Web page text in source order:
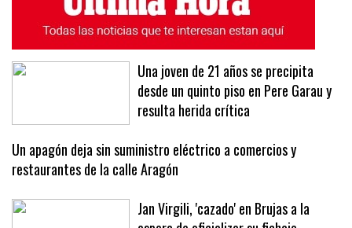
Una joven de 21 años se precipita
desde un quinto piso en Pere Garau y
resulta herida crítica
Un apagón deja sin suministro eléctrico a comercios y
restaurantes de la calle Aragón